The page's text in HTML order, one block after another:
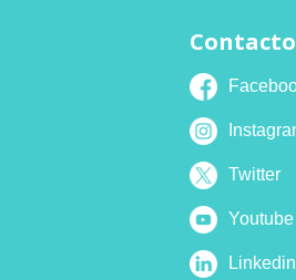
Contacto
Twitter
Youtube
Linkedin